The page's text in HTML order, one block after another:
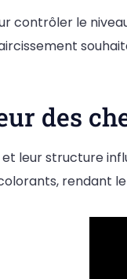
contrôler le
des
leur structure
rendant